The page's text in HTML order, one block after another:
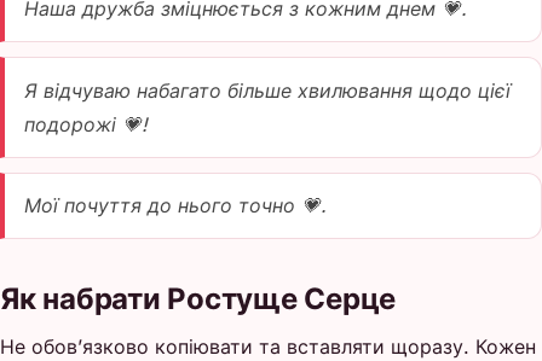
Наша дружба зміцнюється з кожним днем 💗.
Я відчуваю набагато більше хвилювання щодо цієї
подорожі 💗!
Мої почуття до нього точно 💗.
Як набрати Ростуще Серце
Не обов’язково копіювати та вставляти щоразу. Кожен